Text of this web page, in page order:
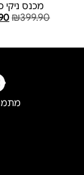
מכנס ניקי
₪399.90